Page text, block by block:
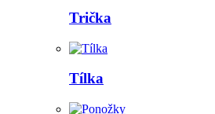
Trička
Tílka